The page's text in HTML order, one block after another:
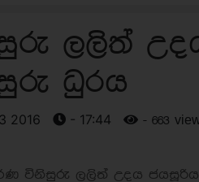
ලලිත්
ධුරය
2016 - 17:44 - 663
විනිසුරු ලලිත් උදය